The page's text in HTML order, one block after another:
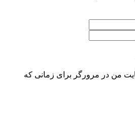
در مرورگر برای زمانی که